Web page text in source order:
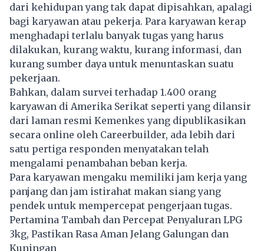
dari kehidupan yang tak dapat dipisahkan, apalagi
bagi karyawan atau pekerja. Para karyawan kerap
menghadapi terlalu banyak tugas yang harus
dilakukan, kurang waktu, kurang informasi, dan
kurang sumber daya untuk menuntaskan suatu
pekerjaan.
Bahkan, dalam survei terhadap 1.400 orang
karyawan di Amerika Serikat seperti yang dilansir
dari laman resmi Kemenkes yang dipublikasikan
secara online oleh Careerbuilder, ada lebih dari
satu pertiga responden menyatakan telah
mengalami penambahan beban kerja.
Para karyawan mengaku memiliki jam kerja yang
panjang dan jam istirahat makan siang yang
pendek untuk mempercepat pengerjaan tugas.
Pertamina Tambah dan Percepat Penyaluran LPG
3kg, Pastikan Rasa Aman Jelang Galungan dan
Kuningan